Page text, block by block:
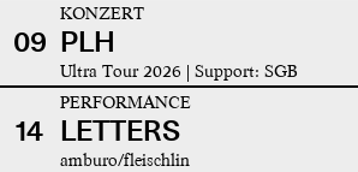
09
KONZERT
PLH
Ultra Tour 2026 | Support: SGB
14
PERFORMANCE
LETTERS
amburo/fleischlin